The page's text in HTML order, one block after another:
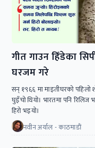
गीत गाउन हिँडेका
घरजम गरे
सन् १९६६ मा माइतीघरको पहिलो
घुइँचो थियो। भारतमा पनि
हिरो भइयो।
नवीन अर्याल - काठमाडाैं